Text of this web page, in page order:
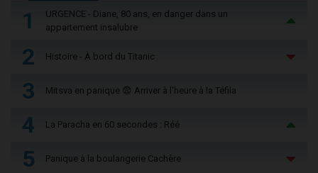
1
URGENCE - Diane, 80 ans, en danger dans un
appartement insalubre
2 Histoire - À bord du Titanic
3 Mitsva en panique 😨 Arriver à l'heure à la Téfila
4 La Paracha en 60 secondes : Réé
5 Panique à la boulangerie Cachère